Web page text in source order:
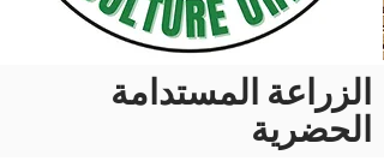
الزراعة المستدامة
الحضرية